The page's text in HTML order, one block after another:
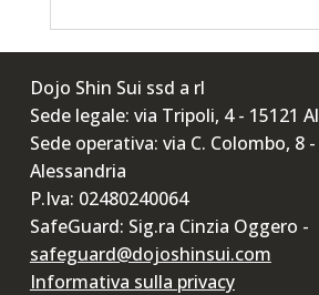
Dojo Shin Sui ssd a rl
Sede legale: via Tripoli, 4 - 15121
Sede operativa: via C. Colombo, 8 -
Alessandria
P.Iva: 02480240064
SafeGuard: Sig.ra Cinzia Oggero -
safeguard@dojoshinsui.com
Informativa sulla privacy